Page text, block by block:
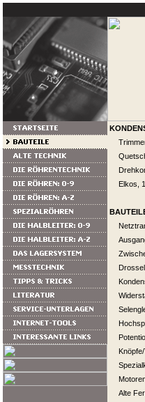
Elkos,
Alte